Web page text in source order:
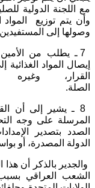
مع اللجنة الدولية
وأن يتم توزيع المواد
وصولها إلى
7 ـ يطلب من
إيصال المواد
القرار،
المرسلة على وجه
الصدد بتصدير
الدولة المصدرة، أو
والجدير بالذكر أن
الشعب العراقي